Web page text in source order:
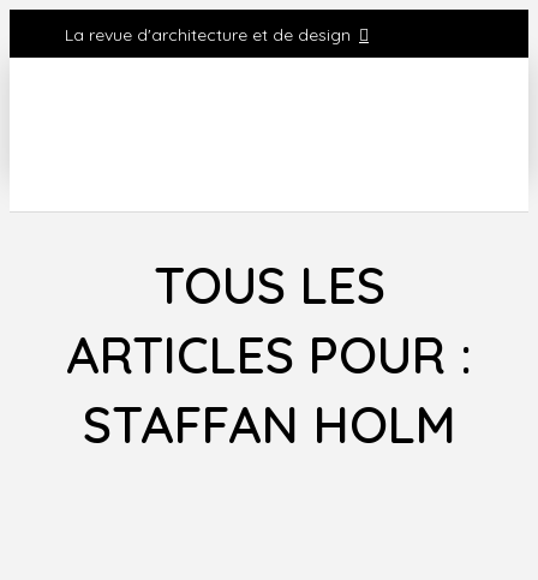
La revue d'architecture et de design
TOUS LES
ARTICLES POUR :
STAFFAN HOLM